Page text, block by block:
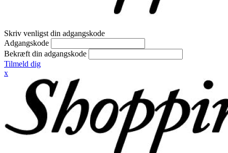
Skriv venligst din adgangskode
Adgangskode
Bekræft din adgangskode
Tilmeld dig
x